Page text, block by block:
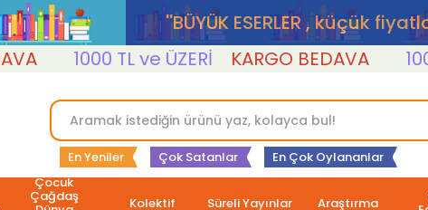
''BÜYÜK ESERLER , küçük
1000 TL ve ÜZERİ KARGO BEDAVA 1000
En Yeniler Çok Satanlar En Çok Oylananlar
Çocuk
Çağdaş Kolektif Süreli Yayınlar Araştırma